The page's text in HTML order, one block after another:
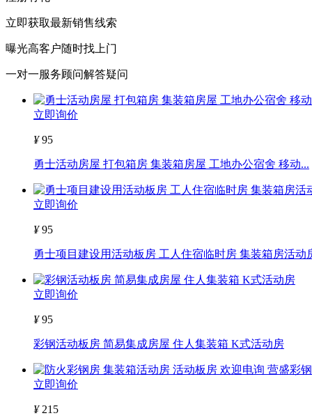
立即获取最新销售线索
曝光高客户随时找上门
一对一服务顾问解答疑问
立即询价
¥95
勇士活动房屋 打包箱房 集装箱房屋 工地办公宿舍 移动...
立即询价
¥95
勇士项目建设用活动板房 工人住宿临时房 集装箱房活动
立即询价
¥95
彩钢活动板房 简易集成房屋 住人集装箱 K式活动房
立即询价
¥ 215